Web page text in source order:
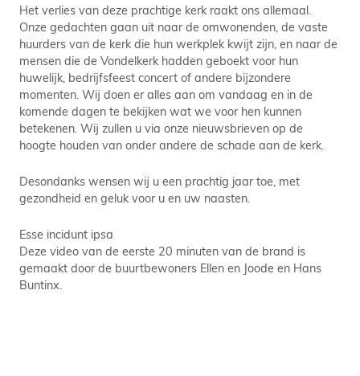
Het verlies van deze prachtige kerk raakt ons allemaal.
Onze gedachten gaan uit naar de omwonenden, de vaste
huurders van de kerk die hun werkplek kwijt zijn, en naar de
mensen die de Vondelkerk hadden geboekt voor hun
huwelijk, bedrijfsfeest concert of andere bijzondere
momenten. Wij doen er alles aan om vandaag en in de
komende dagen te bekijken wat we voor hen kunnen
betekenen. Wij zullen u via onze nieuwsbrieven op de
hoogte houden van onder andere de schade aan de kerk.
Desondanks wensen wij u een prachtig jaar toe, met
gezondheid en geluk voor u en uw naasten.
Esse incidunt ipsa
Deze video van de eerste 20 minuten van de brand is
gemaakt door de buurtbewoners Ellen en Joode en Hans
Buntinx.